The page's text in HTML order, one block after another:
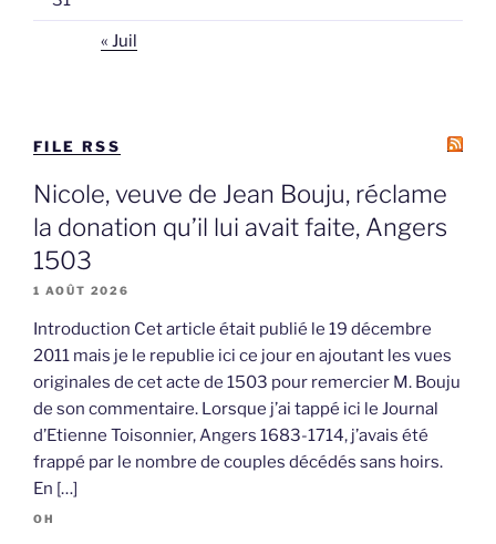
« Juil
FILE RSS
Nicole, veuve de Jean Bouju, réclame
la donation qu’il lui avait faite, Angers
1503
1 AOÛT 2026
Introduction Cet article était publié le 19 décembre
2011 mais je le republie ici ce jour en ajoutant les vues
originales de cet acte de 1503 pour remercier M. Bouju
de son commentaire. Lorsque j’ai tappé ici le Journal
d’Etienne Toisonnier, Angers 1683-1714, j’avais été
frappé par le nombre de couples décédés sans hoirs.
En […]
OH